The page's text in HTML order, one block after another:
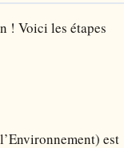
! Voici les étapes
est